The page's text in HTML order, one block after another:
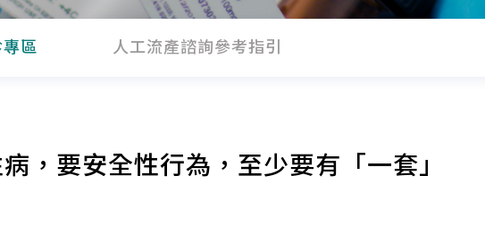
區 人工流產諮詢參考指引
，要安全性行為，至少要有「一套」